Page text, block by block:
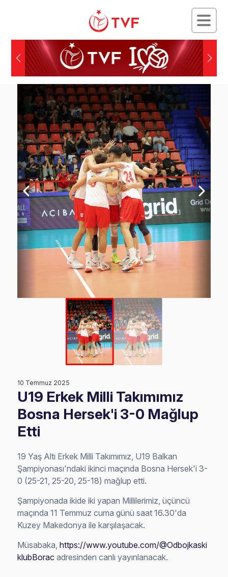
10 Temmuz 2025
U19 Erkek Milli Takımımız
Bosna Hersek'i 3-0 Mağlup
Etti
19 Yaş Altı Erkek Milli Takımımız, U19 Balkan
Şampiyonası'ndaki ikinci maçında Bosna Hersek'i 3-
0 (25-21, 25-20, 25-18) mağlup etti.
Şampiyonada ikide iki yapan Millilerimiz, üçüncü
maçında 11 Temmuz cuma günü saat 16.30'da
Kuzey Makedonya ile karşılaşacak.
Müsabaka,https://www.youtube.com/@Odbojkaski
klubBorac adresinden canlı yayınlanacak.